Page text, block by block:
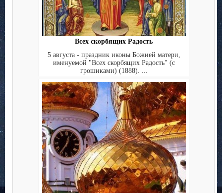
Всех скорбящих Радость
5 августа - праздник иконы Божией матери,
именуемой "Всех скорбящих Радость" (с
грошиками) (1888). ...